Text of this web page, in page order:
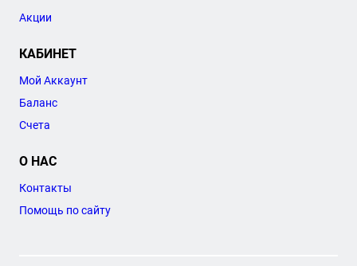
Акции
КАБИНЕТ
Мой Аккаунт
Баланс
Счета
О НАС
Контакты
Помощь по сайту